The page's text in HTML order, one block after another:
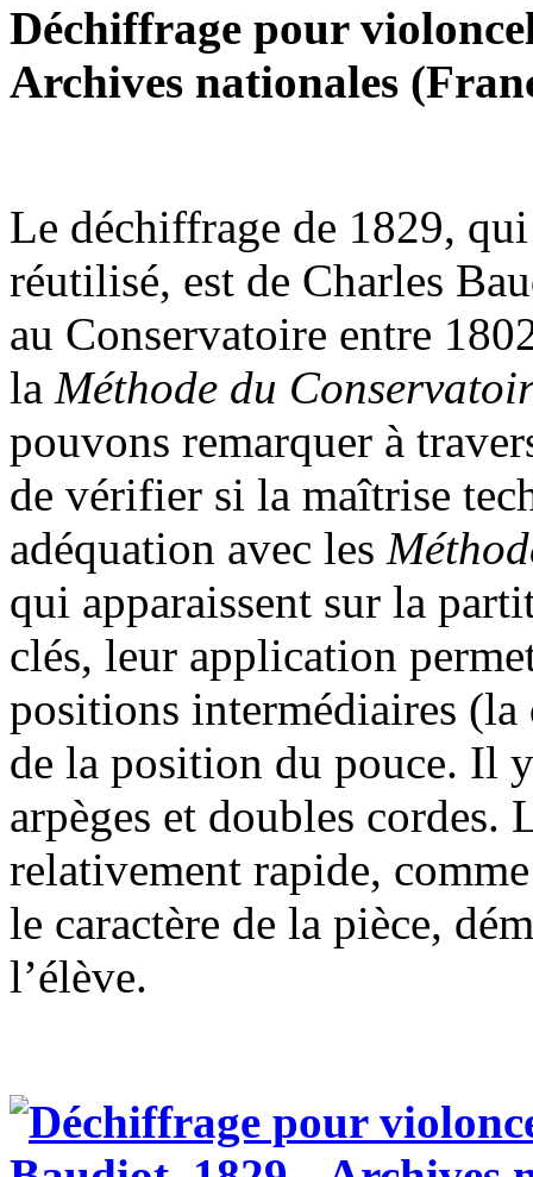
Déchiffrage pour
Archives nationales
Le déchiffrage de 1829,
réutilisé, est de Charles
au Conservatoire entre
la Méthode du
pouvons remarquer à
de vérifier si la maîtrise
adéquation avec les
qui apparaissent sur la
clés, leur application
positions intermédiaires
de la position du pouce. Il
arpèges et doubles cordes.
relativement rapide,
le caractère de la pièce,
l’élève.